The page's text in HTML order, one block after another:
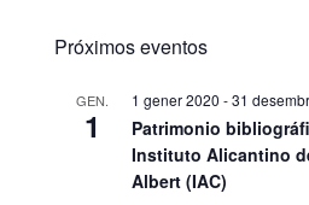
Próximos eventos
GEN.
1
1 gener 2020 -31
Patrimonio
Instituto Alicantino
Albert (IAC)